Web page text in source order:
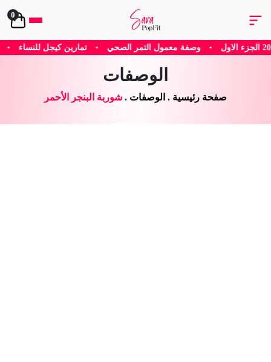
0
التمر الصحي تمارين كيجل للنساء • هل يساعد الكافيين في إنقاص
الوصفات
صفحة رئيسية . الوصفات . شوربة البنجر الأحمر